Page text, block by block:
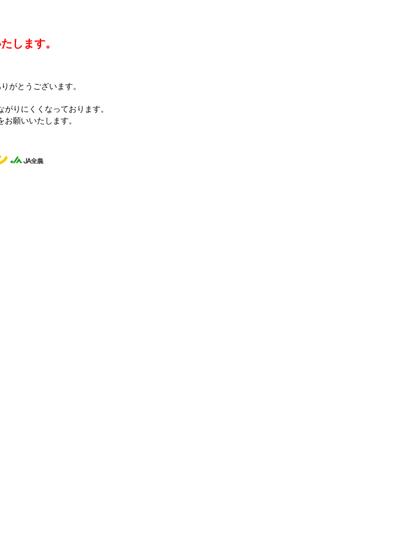
します。
がとうございます。
りにくくなっております。
願いいたします。